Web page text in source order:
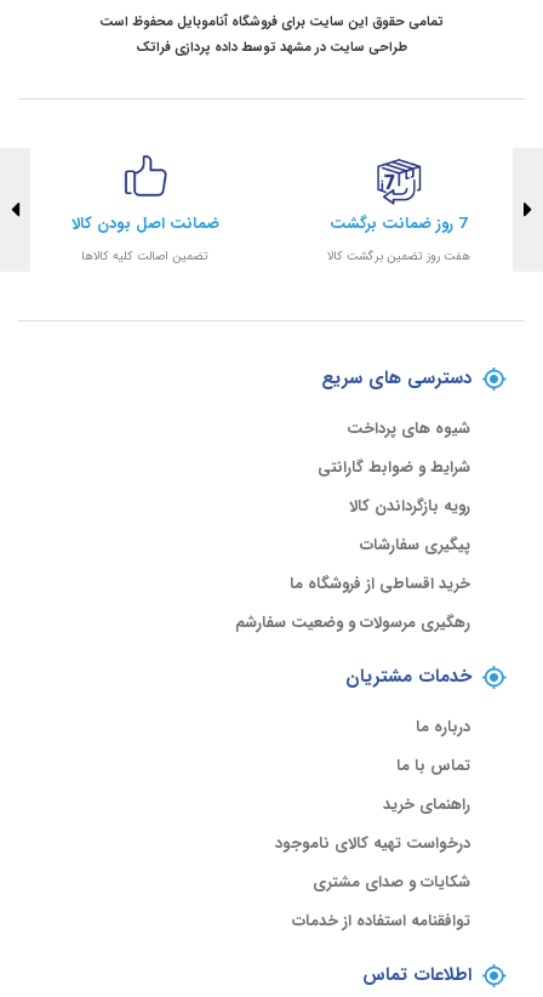
تمامی حقوق این سایت برای فروشگاه آناموبایل محفوظ است
طراحی سایت در مشهد توسطداده پردازی فراتک
7 روز ضمانت برگشت
هفت روز تضمین برگشت کالا
ضمانت اصل بودن کالا
تضمین اصالت کلیه کالاها
دسترسی های سریع
شیوه های پرداخت
شرایط و ضوابط گارانتی
رویه بازگرداندن کالا
پیگیری سفارشات
خرید اقساطی از فروشگاه ما
رهگیری مرسولات و وضعیت سفارشم
خدمات مشتریان
درباره ما
تماس با ما
راهنمای خرید
درخواست تهیه کالای ناموجود
شکایات و صدای مشتری
توافقنامه استفاده از خدمات
اطلاعات تماس